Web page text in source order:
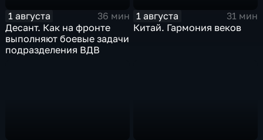
1 августа
36 мин
Десант. Как на фронте
выполняют боевые задачи
подразделения ВДВ
1 августа
31 мин
Китай. Гармония веков